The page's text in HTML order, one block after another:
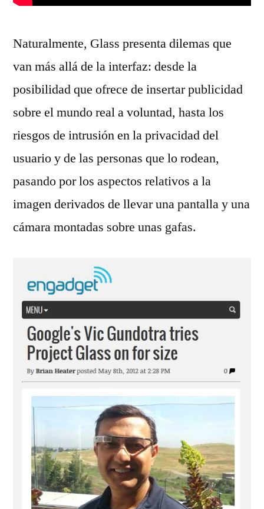
Naturalmente, Glass presenta dilemas que
van más allá de la interfaz: desde la
posibilidad que ofrece de insertar publicidad
sobre el mundo real a voluntad, hasta los
riesgos de intrusión en la privacidad del
usuario y de las personas que lo rodean,
pasando por los aspectos relativos a la
imagen derivados de llevar una pantalla y una
cámara montadas sobre unas gafas.